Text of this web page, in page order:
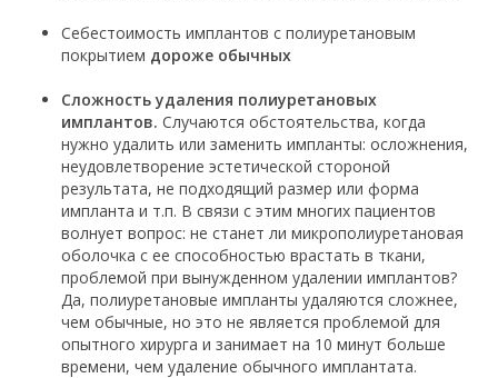
Себестоимость имплантов с полиуретановым
покрытием дороже обычных
Сложность удаления полиуретановых
имплантов. Случаются обстоятельства, когда
нужно удалить или заменить импланты: осложнения,
неудовлетворение эстетической стороной
результата, не подходящий размер или форма
импланта и т.п. В связи с этим многих пациентов
волнует вопрос: не станет ли микрополиуретановая
оболочка с ее способностью врастать в ткани,
проблемой при вынужденном удалении имплантов?
Да, полиуретановые импланты удаляются сложнее,
чем обычные, но это не является проблемой для
опытного хирурга и занимает на 10 минут больше
времени, чем удаление обычного имплантата.